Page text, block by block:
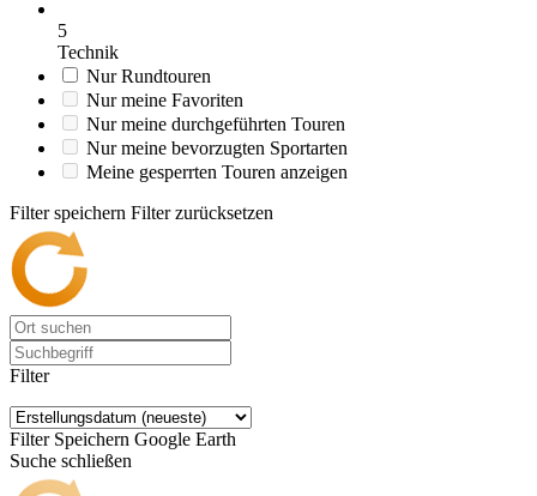
5
Technik
Nur Rundtouren
Nur meine Favoriten
Nur meine durchgeführten Touren
Nur meine bevorzugten Sportarten
Meine gesperrten Touren anzeigen
Filter speichern Filter zurücksetzen
Filter
Filter Speichern Google Earth
Suche schließen